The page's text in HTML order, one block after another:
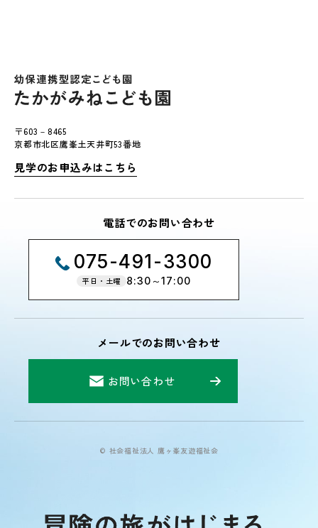
〒603－8465
京都市北区鷹峯土天井町53番地
見学のお申込みはこちら
電話でのお問い合わせ
075-491-3300
平日・土曜 8:30～17:00
メールでのお問い合わせ
お問い合わせ
© 社会福祉法人 鷹ヶ峯友遊福祉会